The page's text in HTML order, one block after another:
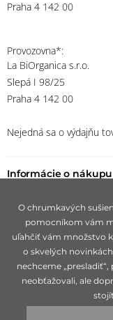
Praha 4 142 00
Provozovna*:
La BiOrganica s.r.o.
Slepá I 98/25
Praha 4 142 00
Nejedná sa o výdajňu
Informácie o nákupu
Nájsť predajcu
Ostaňte s nami v
Zameriavame sa na
O chrumkavých
pomocníkom vám
uľahčiť vám množstvo
o skvelých
nechceme
neobťažovali, ale